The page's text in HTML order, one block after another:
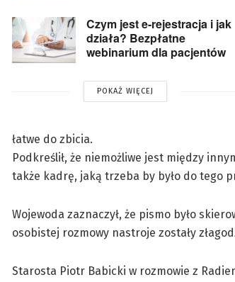
Czym jest e-rejestracja i jak
działa? Bezpłatne
webinarium dla pacjentów
POKAŻ WIĘCEJ
łatwe do zbicia.
Podkreślił, że niemożliwe jest między
także kadrę, jaką trzeba by było do tego
Wojewoda zaznaczył, że pismo było
osobistej rozmowy nastroje zostały
Starosta Piotr Babicki w rozmowie z